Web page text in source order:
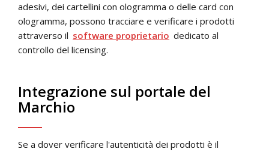
adesivi, dei cartellini con ologramma o delle card con
ologramma, possono tracciare e verificare i prodotti
attraverso il software proprietario dedicato al
controllo del licensing.
Integrazione sul portale del
Marchio
Se a dover verificare l'autenticità dei prodotti è il